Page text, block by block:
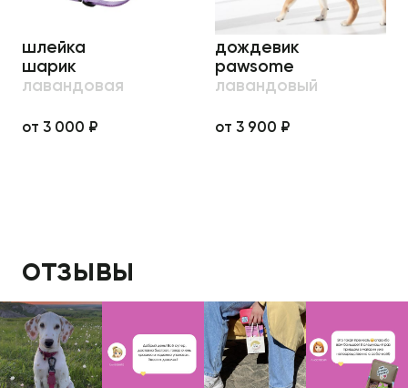
шлейка
шарик
лавандовая
от 3 000 ₽
дождевик
pawsome
лавандовый
от 3 900 ₽
отзывы